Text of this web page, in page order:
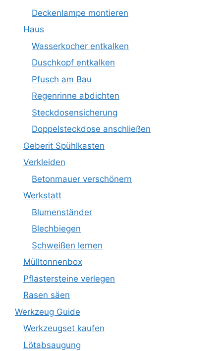
Deckenlampe montieren
Haus
Wasserkocher entkalken
Duschkopf entkalken
Pfusch am Bau
Regenrinne abdichten
Steckdosensicherung
Doppelsteckdose anschließen
Geberit Spühlkasten
Verkleiden
Betonmauer verschönern
Werkstatt
Blumenständer
Blechbiegen
Schweißen lernen
Mülltonnenbox
Pflastersteine verlegen
Rasen säen
Werkzeug Guide
Werkzeugset kaufen
Lötabsaugung